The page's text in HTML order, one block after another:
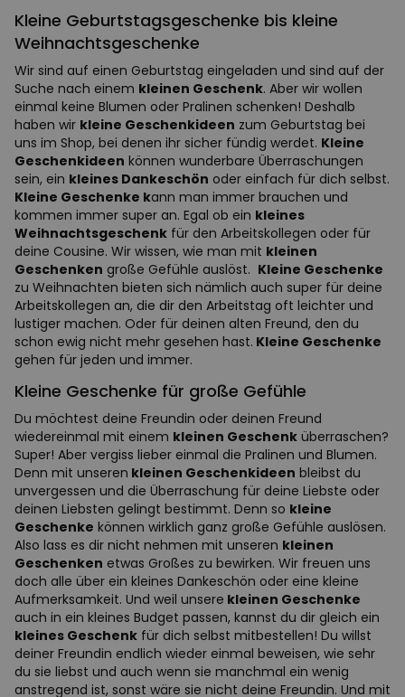
Kleine Geburtstagsgeschenke bis kleine
Weihnachtsgeschenke
Wir sind auf einen Geburtstag eingeladen und sind auf der
Suche nach einem kleinen Geschenk. Aber wir wollen
einmal keine Blumen oder Pralinen schenken! Deshalb
haben wir kleine Geschenkideen zum Geburtstag bei
uns im Shop, bei denen ihr sicher fündig werdet. Kleine
Geschenkideen können wunderbare Überraschungen
sein, ein kleines Dankeschön oder einfach für dich selbst.
Kleine Geschenke kann man immer brauchen und
kommen immer super an. Egal ob ein kleines
Weihnachtsgeschenk für den Arbeitskollegen oder für
deine Cousine. Wir wissen, wie man mit kleinen
Geschenken große Gefühle auslöst. Kleine Geschenke
zu Weihnachten bieten sich nämlich auch super für deine
Arbeitskollegen an, die dir den Arbeitstag oft leichter und
lustiger machen. Oder für deinen alten Freund, den du
schon ewig nicht mehr gesehen hast. Kleine Geschenke
gehen für jeden und immer.
Kleine Geschenke für große Gefühle
Du möchtest deine Freundin oder deinen Freund
wiedereinmal mit einem kleinen Geschenk überraschen?
Super! Aber vergiss lieber einmal die Pralinen und Blumen.
Denn mit unseren kleinen Geschenkideen bleibst du
unvergessen und die Überraschung für deine Liebste oder
deinen Liebsten gelingt bestimmt. Denn so kleine
Geschenke können wirklich ganz große Gefühle auslösen.
Also lass es dir nicht nehmen mit unseren kleinen
Geschenken etwas Großes zu bewirken. Wir freuen uns
doch alle über ein kleines Dankeschön oder eine kleine
Aufmerksamkeit. Und weil unsere kleinen Geschenke
auch in ein kleines Budget passen, kannst du dir gleich ein
kleines Geschenk für dich selbst mitbestellen! Du willst
deiner Freundin endlich wieder einmal beweisen, wie sehr
du sie liebst und auch wenn sie manchmal ein wenig
anstregend ist, sonst wäre sie nicht deine Freundin. Und mit